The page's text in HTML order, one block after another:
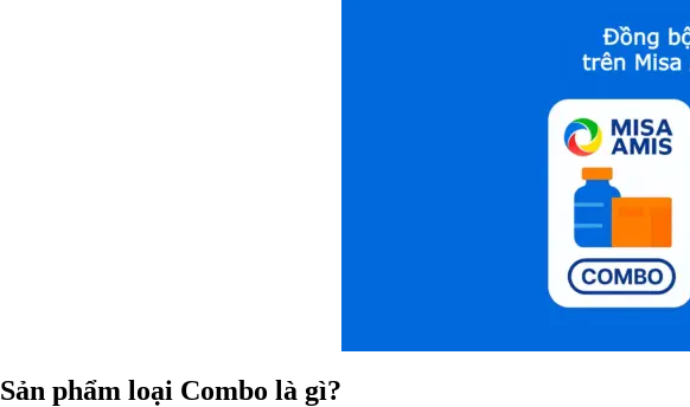
Sản phẩm loại Combo là gì?